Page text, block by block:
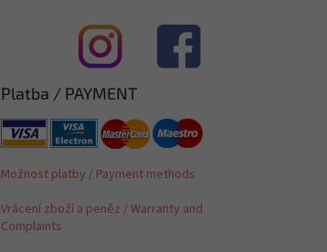
Platba / PAYMENT
Možnost platby / Payment methods
Vrácení zboží a peněz / Warranty and
Complaints